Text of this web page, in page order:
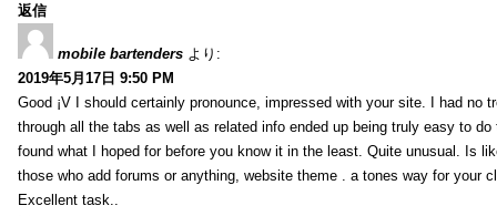
返信
mobile bartenders より:
2019年5月17日 9:50 PM
Good ¡V I should certainly pronounce, impressed with your site. I had no
through all the tabs as well as related info ended up being truly easy to
found what I hoped for before you know it in the least. Quite unusual. Is
those who add forums or anything, website theme . a tones way for your
Excellent task..